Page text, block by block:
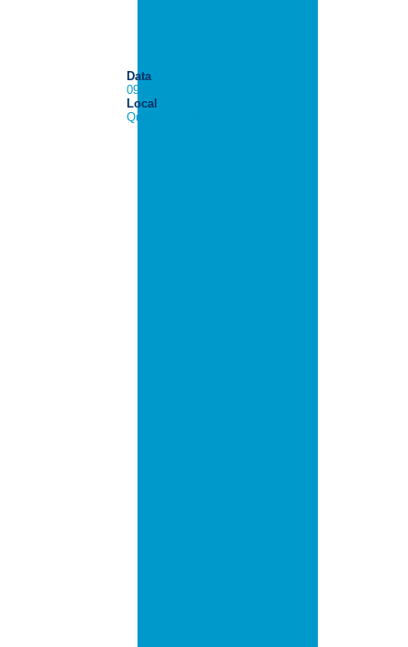
Data
09 de Agosto 2026
Local
Quinta do Vale